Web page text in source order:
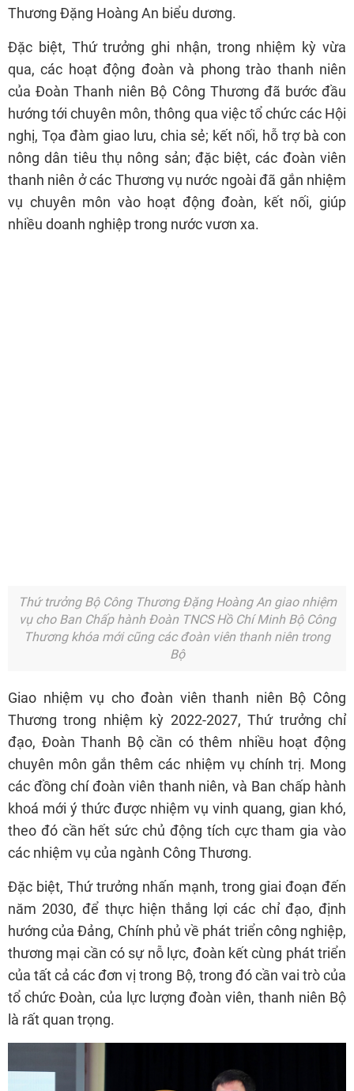
Thương Đặng Hoàng An biểu dương.
Đặc biệt, Thứ trưởng ghi nhận, trong nhiệm kỳ vừa
qua, các hoạt động đoàn và phong trào thanh niên
của Đoàn Thanh niên Bộ Công Thương đã bước đầu
hướng tới chuyên môn, thông qua việc tổ chức các Hội
nghị, Tọa đàm giao lưu, chia sẻ; kết nối, hỗ trợ bà con
nông dân tiêu thụ nông sản; đặc biệt, các đoàn viên
thanh niên ở các Thương vụ nước ngoài đã gắn nhiệm
vụ chuyên môn vào hoạt động đoàn, kết nối, giúp
nhiều doanh nghiệp trong nước vươn xa.
Thứ trưởng Bộ Công Thương Đặng Hoàng An giao nhiệm
vụ cho Ban Chấp hành Đoàn TNCS Hồ Chí Minh Bộ Công
Thương khóa mới cũng các đoàn viên thanh niên trong
Bộ
Giao nhiệm vụ cho đoàn viên thanh niên Bộ Công
Thương trong nhiệm kỳ 2022-2027, Thứ trưởng chỉ
đạo, Đoàn Thanh Bộ cần có thêm nhiều hoạt động
chuyên môn gắn thêm các nhiệm vụ chính trị. Mong
các đồng chí đoàn viên thanh niên, và Ban chấp hành
khoá mới ý thức được nhiệm vụ vinh quang, gian khó,
theo đó cần hết sức chủ động tích cực tham gia vào
các nhiệm vụ của ngành Công Thương.
Đặc biệt, Thứ trưởng nhấn mạnh, trong giai đoạn đến
năm 2030, để thực hiện thắng lợi các chỉ đạo, định
hướng của Đảng, Chính phủ về phát triển công nghiệp,
thương mại cần có sự nỗ lực, đoàn kết cùng phát triển
của tất cả các đơn vị trong Bộ, trong đó cần vai trò của
tổ chức Đoàn, của lực lượng đoàn viên, thanh niên Bộ
là rất quan trọng.